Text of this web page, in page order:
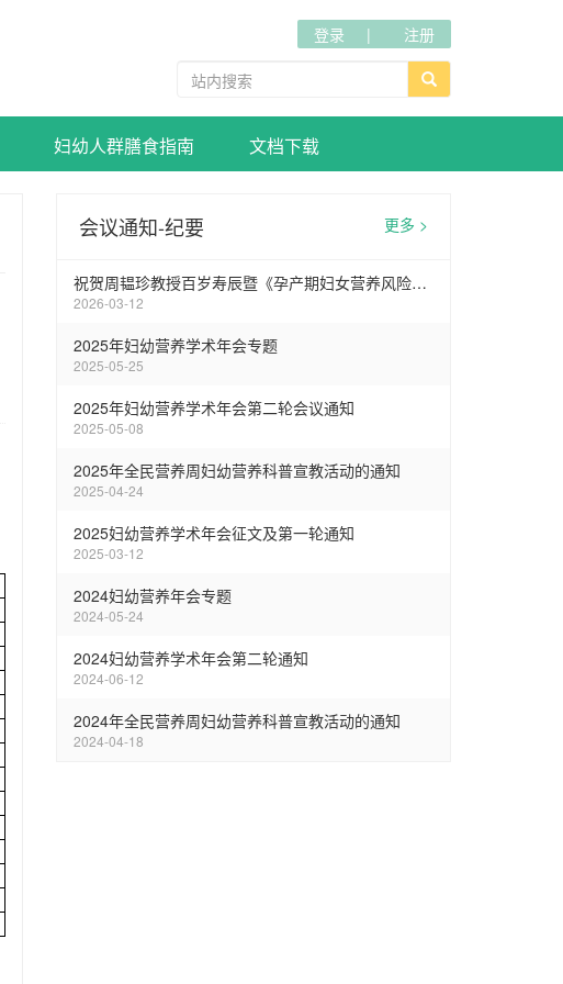
登录 注册
妇幼人群膳食指南 文档下载
会议通知-纪要 更多 >
祝贺周韫珍教授百岁寿辰暨《孕产期妇女营养风险筛查标准》专家讨论会在武汉圆满召开
2026-03-12
2025年妇幼营养学术年会专题
2025-05-25
2025年妇幼营养学术年会第二轮会议通知
2025-05-08
2025年全民营养周妇幼营养科普宣教活动的通知
2025-04-24
2025妇幼营养学术年会征文及第一轮通知
2025-03-12
2024妇幼营养年会专题
2024-05-24
2024妇幼营养学术年会第二轮通知
2024-06-12
2024年全民营养周妇幼营养科普宣教活动的通知
2024-04-18